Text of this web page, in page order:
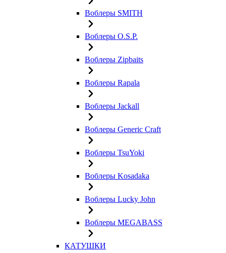
Воблеры SMITH
Воблеры O.S.P.
Воблеры Zipbaits
Воблеры Rapala
Воблеры Jackall
Воблеры Generic Craft
Воблеры TsuYoki
Воблеры Kosadaka
Воблеры Lucky John
Воблеры MEGABASS
КАТУШКИ